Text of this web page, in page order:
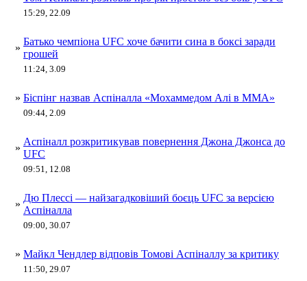
15:29, 22.09
»
Батько чемпіона UFC хоче бачити сина в боксі заради
грошей
11:24, 3.09
» Біспінг назвав Аспіналла «Мохаммедом Алі в ММА»
09:44, 2.09
»
Аспіналл розкритикував повернення Джона Джонса до
UFC
09:51, 12.08
»
Дю Плессі — найзагадковіший боєць UFC за версією
Аспіналла
09:00, 30.07
» Майкл Чендлер відповів Томові Аспіналлу за критику
11:50, 29.07